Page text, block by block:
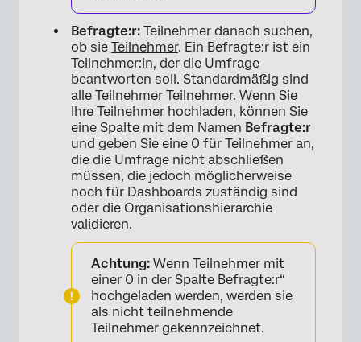
Befragte:r: Teilnehmer danach suchen,
ob sie Teilnehmer. Ein Befragte:r ist ein
Teilnehmer:in, der die Umfrage
beantworten soll. Standardmäßig sind
alle Teilnehmer Teilnehmer. Wenn Sie
Ihre Teilnehmer hochladen, können Sie
eine Spalte mit dem Namen Befragte:r
und geben Sie eine 0 für Teilnehmer an,
die die Umfrage nicht abschließen
müssen, die jedoch möglicherweise
noch für Dashboards zuständig sind
oder die Organisationshierarchie
validieren.
Achtung: Wenn Teilnehmer mit
einer 0 in der Spalte Befragte:r“
hochgeladen werden, werden sie
als nicht teilnehmende
Teilnehmer gekennzeichnet.